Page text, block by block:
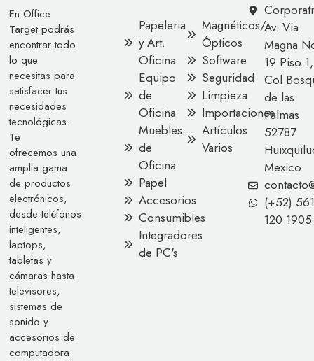
En Office
Target podrás
encontrar todo
lo que
necesitas para
satisfacer tus
necesidades
tecnológicas.
Te
ofrecemos una
amplia gama
de productos
electrónicos,
desde teléfonos
inteligentes,
laptops,
tabletas y
cámaras hasta
televisores,
sistemas de
sonido y
accesorios de
computadora.
Papeleria
y Art.
Oficina
Equipo
de
Oficina
Muebles
de
Oficina
Papel
Accesorios
Consumibles
Integradores
de PC's
Magnéticos/
Ópticos
Software
Seguridad
Limpieza
Importaciones
Artículos
Varios
Av. Via
Magna
19 Piso 1,
Col
de las
Palmas
52787
Mexico
(+52) 561
120 1905